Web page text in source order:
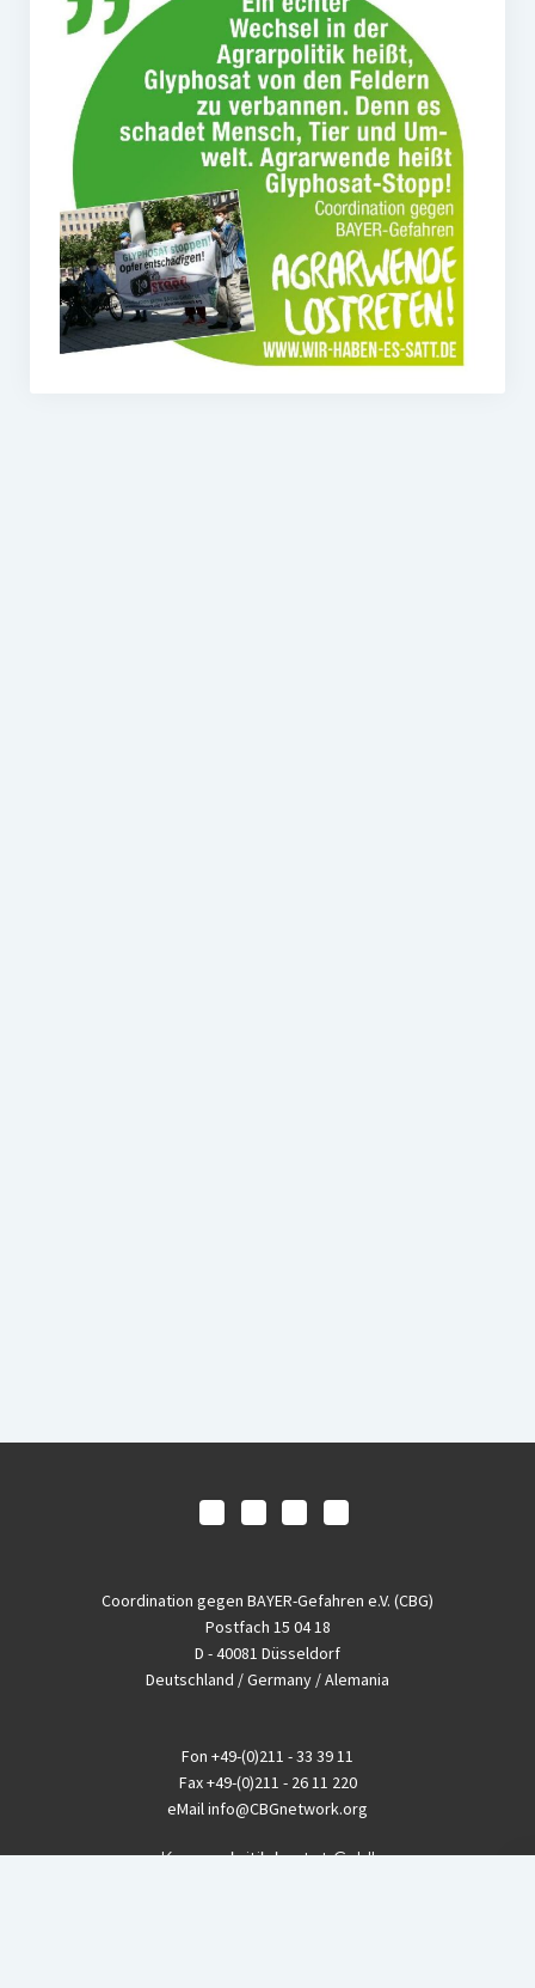
Coordination gegen BAYER-Gefahren e.V. (CBG)
Postfach 15 04 18
D - 40081 Düsseldorf
Deutschland / Germany / Alemania
Fon +49-(0)211 - 33 39 11
Fax+49-(0)211 - 26 11 220
eMailinfo@CBGnetwork.org
Konzernkritik kostet Geld!